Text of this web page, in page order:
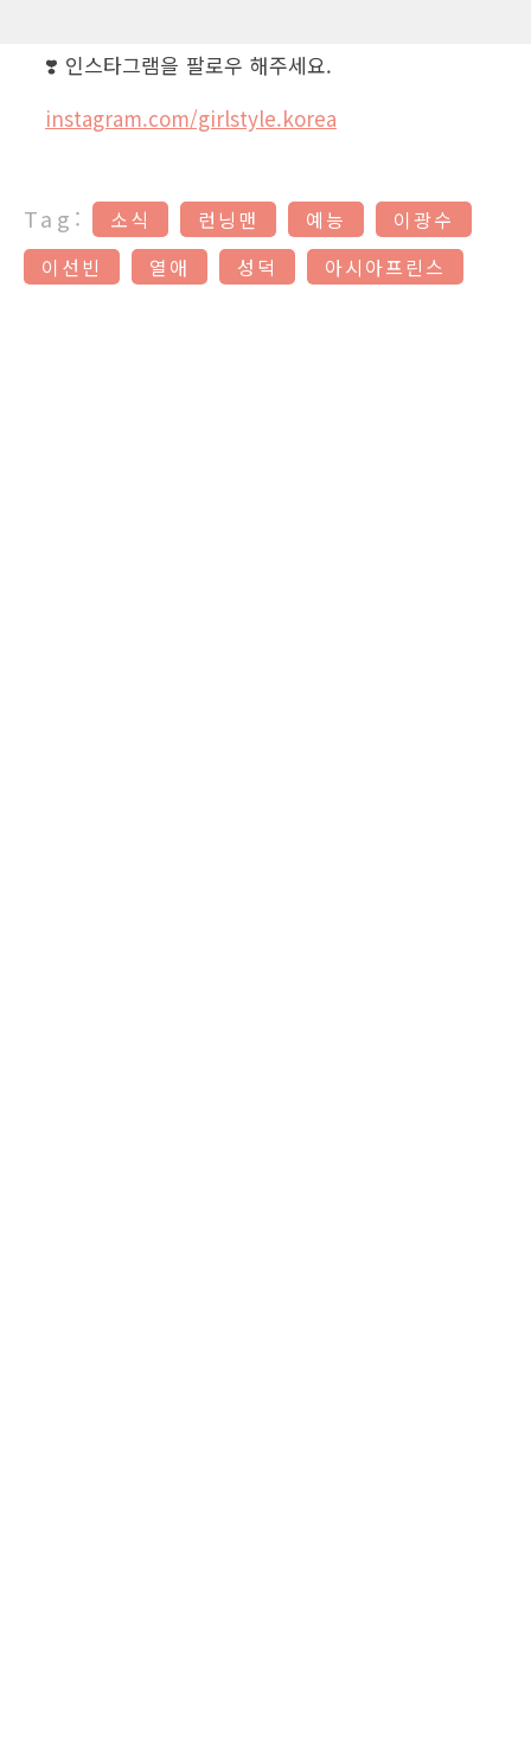
❣️ 인스타그램을 팔로우 해주세요.
instagram.com/girlstyle.korea
Tag: 소식 런닝맨 예능
이광수
이선빈
열애 성덕 아시아프린스